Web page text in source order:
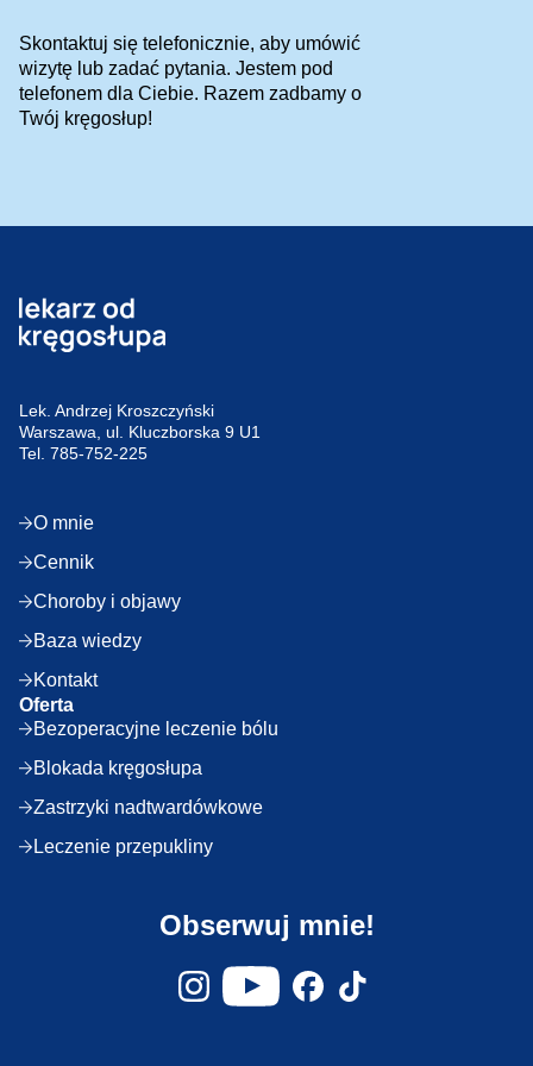
Skontaktuj się telefonicznie, aby umówić
wizytę lub zadać pytania. Jestem pod
telefonem dla Ciebie. Razem zadbamy o
Twój kręgosłup!
Lek. Andrzej Kroszczyński
Warszawa, ul. Kluczborska 9 U1
Tel. 785-752-225
O mnie
Cennik
Choroby i objawy
Baza wiedzy
Kontakt
Oferta
Bezoperacyjne leczenie bólu
Blokada kręgosłupa
Zastrzyki nadtwardówkowe
Leczenie przepukliny
Obserwuj mnie!